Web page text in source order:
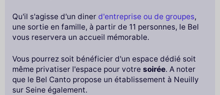
Qu'il s'agisse d'un diner d'entreprise ou de groupes,
une sortie en famille, à partir de 11 personnes, le Bel
vous reservera un accueil mémorable.
Vous pourrez soit bénéficier d'un espace dédié soit
même privatiser l'espace pour votre soirée. A noter
que le Bel Canto propose un établissement à Neuilly
sur Seine également.